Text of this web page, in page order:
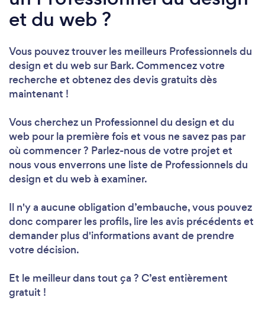
et du web ?
Vous pouvez trouver les meilleurs Professionnels du
design et du web sur Bark. Commencez votre
recherche et obtenez des devis gratuits dès
maintenant !
Vous cherchez un Professionnel du design et du
web pour la première fois et vous ne savez pas par
où commencer ? Parlez-nous de votre projet et
nous vous enverrons une liste de Professionnels du
design et du web à examiner.
Il n'y a aucune obligation d’embauche, vous pouvez
donc comparer les profils, lire les avis précédents et
demander plus d'informations avant de prendre
votre décision.
Et le meilleur dans tout ça ? C’est entièrement
gratuit !